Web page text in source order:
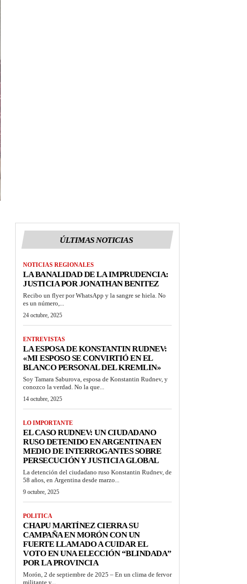
ÚLTIMAS NOTICIAS
NOTICIAS REGIONALES
LA BANALIDAD DE LA IMPRUDENCIA:
JUSTICIA POR JONATHAN BENITEZ
Recibo un flyer por WhatsApp y la sangre se hiela. No
es un número,...
24 octubre, 2025
ENTREVISTAS
LA ESPOSA DE KONSTANTIN RUDNEV:
«MI ESPOSO SE CONVIRTIÓ EN EL
BLANCO PERSONAL DEL KREMLIN»
Soy Tamara Saburova, esposa de Konstantin Rudnev, y
conozco la verdad. No la que...
14 octubre, 2025
LO IMPORTANTE
EL CASO RUDNEV: UN CIUDADANO
RUSO DETENIDO EN ARGENTINA EN
MEDIO DE INTERROGANTES SOBRE
PERSECUCIÓN Y JUSTICIA GLOBAL
La detención del ciudadano ruso Konstantin Rudnev, de
58 años, en Argentina desde marzo...
9 octubre, 2025
POLITICA
CHAPU MARTÍNEZ CIERRA SU
CAMPAÑA EN MORÓN CON UN
FUERTE LLAMADO A CUIDAR EL
VOTO EN UNA ELECCIÓN “BLINDADA”
POR LA PROVINCIA
Morón, 2 de septiembre de 2025 – En un clima de fervor
militante y...